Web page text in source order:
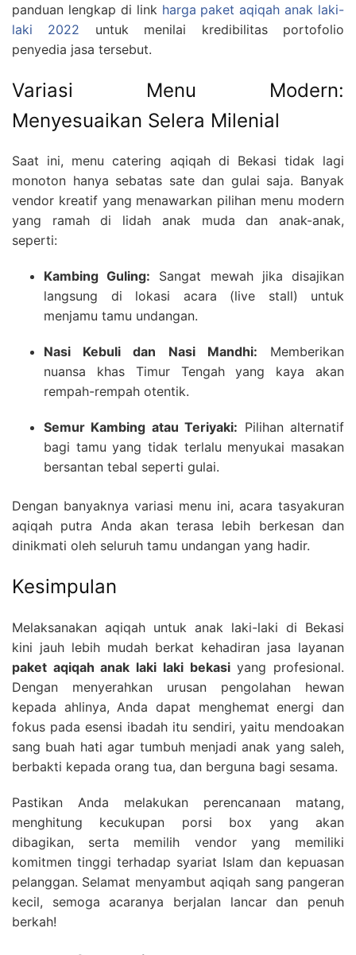
panduan lengkap di link harga paket aqiqah anak laki-
laki 2022 untuk menilai kredibilitas portofolio
penyedia jasa tersebut.
Variasi Menu Modern:
Menyesuaikan Selera Milenial
Saat ini, menu catering aqiqah di Bekasi tidak lagi
monoton hanya sebatas sate dan gulai saja. Banyak
vendor kreatif yang menawarkan pilihan menu modern
yang ramah di lidah anak muda dan anak-anak,
seperti:
Kambing Guling: Sangat mewah jika disajikan
langsung di lokasi acara (live stall) untuk
menjamu tamu undangan.
Nasi Kebuli dan Nasi Mandhi: Memberikan
nuansa khas Timur Tengah yang kaya akan
rempah-rempah otentik.
Semur Kambing atau Teriyaki: Pilihan alternatif
bagi tamu yang tidak terlalu menyukai masakan
bersantan tebal seperti gulai.
Dengan banyaknya variasi menu ini, acara tasyakuran
aqiqah putra Anda akan terasa lebih berkesan dan
dinikmati oleh seluruh tamu undangan yang hadir.
Kesimpulan
Melaksanakan aqiqah untuk anak laki-laki di Bekasi
kini jauh lebih mudah berkat kehadiran jasa layanan
paket aqiqah anak laki laki bekasiyang profesional.
Dengan menyerahkan urusan pengolahan hewan
kepada ahlinya, Anda dapat menghemat energi dan
fokus pada esensi ibadah itu sendiri, yaitu mendoakan
sang buah hati agar tumbuh menjadi anak yang saleh,
berbakti kepada orang tua, dan berguna bagi sesama.
Pastikan Anda melakukan perencanaan matang,
menghitung kecukupan porsi box yang akan
dibagikan, serta memilih vendor yang memiliki
komitmen tinggi terhadap syariat Islam dan kepuasan
pelanggan. Selamat menyambut aqiqah sang pangeran
kecil, semoga acaranya berjalan lancar dan penuh
berkah!